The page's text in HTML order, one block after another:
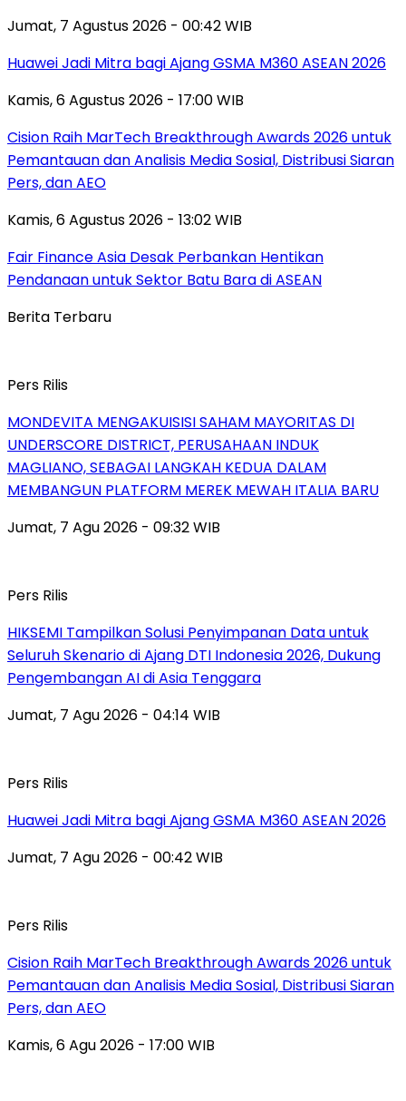
Jumat, 7 Agustus 2026 - 00:42 WIB
Huawei Jadi Mitra bagi Ajang GSMA M360 ASEAN 2026
Kamis, 6 Agustus 2026 - 17:00 WIB
Cision Raih MarTech Breakthrough Awards 2026 untuk
Pemantauan dan Analisis Media Sosial, Distribusi Siaran
Pers, dan AEO
Kamis, 6 Agustus 2026 - 13:02 WIB
Fair Finance Asia Desak Perbankan Hentikan
Pendanaan untuk Sektor Batu Bara di ASEAN
Berita Terbaru
Pers Rilis
MONDEVITA MENGAKUISISI SAHAM MAYORITAS DI
UNDERSCORE DISTRICT, PERUSAHAAN INDUK
MAGLIANO, SEBAGAI LANGKAH KEDUA DALAM
MEMBANGUN PLATFORM MEREK MEWAH ITALIA BARU
Jumat, 7 Agu 2026 - 09:32 WIB
Pers Rilis
HIKSEMI Tampilkan Solusi Penyimpanan Data untuk
Seluruh Skenario di Ajang DTI Indonesia 2026, Dukung
Pengembangan AI di Asia Tenggara
Jumat, 7 Agu 2026 - 04:14 WIB
Pers Rilis
Huawei Jadi Mitra bagi Ajang GSMA M360 ASEAN 2026
Jumat, 7 Agu 2026 - 00:42 WIB
Pers Rilis
Cision Raih MarTech Breakthrough Awards 2026 untuk
Pemantauan dan Analisis Media Sosial, Distribusi Siaran
Pers, dan AEO
Kamis, 6 Agu 2026 - 17:00 WIB